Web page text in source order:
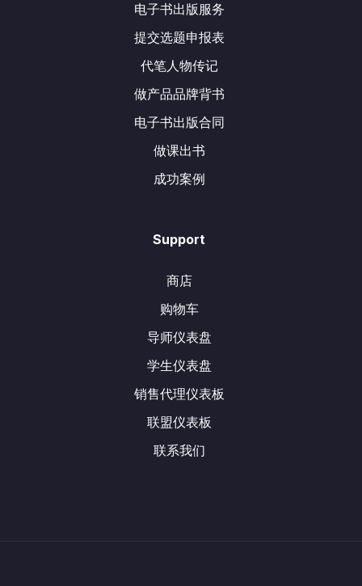
电子书出版服务
提交选题申报表
代笔人物传记
做产品品牌背书
电子书出版合同
做课出书
成功案例
Support
商店
购物车
导师仪表盘
学生仪表盘
销售代理仪表板
联盟仪表板
联系我们